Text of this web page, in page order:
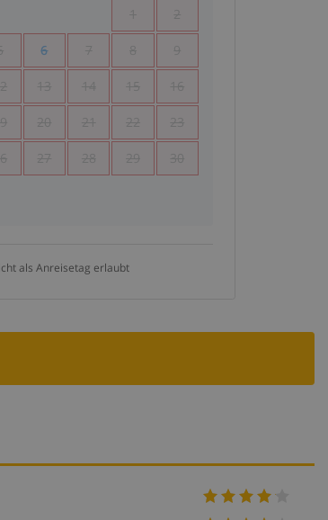
1 2
6 7 8 9
13 14 15 16
20 21 22 23
27 28 29 30
als Anreisetag erlaubt